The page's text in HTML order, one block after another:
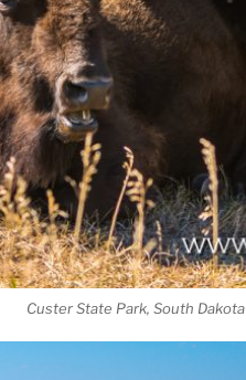
Custer State Park, South Dakota